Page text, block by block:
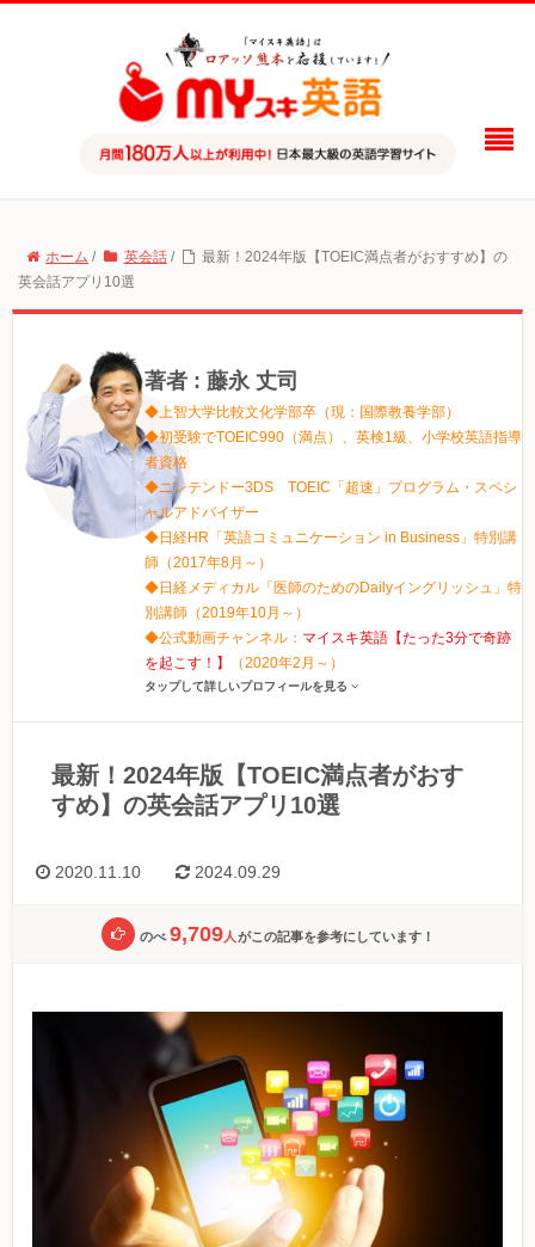
ホーム / 英会話 /
最新！2024年版【TOEIC満点者がおすすめ】の
英会話アプリ10選
著者 : 藤永 丈司
◆上智大学比較文化学部卒（現：国際教養学部）
◆初受験でTOEIC990（満点）、英検1級、小学校英語指導
者資格
◆ニンテンドー3DS TOEIC「超速」プログラム・スペシ
ャルアドバイザー
◆日経HR「英語コミュニケーション in Business」特別講
師（2017年8月～）
◆日経メディカル「医師のためのDailyイングリッシュ」特
別講師（2019年10月～）
◆公式動画チャンネル： マイスキ英語【たった3分で奇跡
を起こす！】
（2020年2月～）
タップして詳しいプロフィールを見る
最新！2024年版【TOEIC満点者がおす
すめ】の英会話アプリ10選
2020.11.10 2024.09.29
のべ 9,709人 がこの記事を参考にしています！